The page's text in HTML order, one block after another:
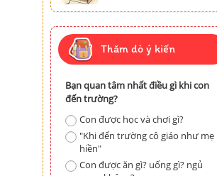
Thăm dò ý kiến
Bạn quan tâm nhất điều gì khi con
đến trường?
Con được học và chơi gì?
"Khi đến trường cô giáo như mẹ
hiền"
Con được ăn gì? uống gì? ngủ